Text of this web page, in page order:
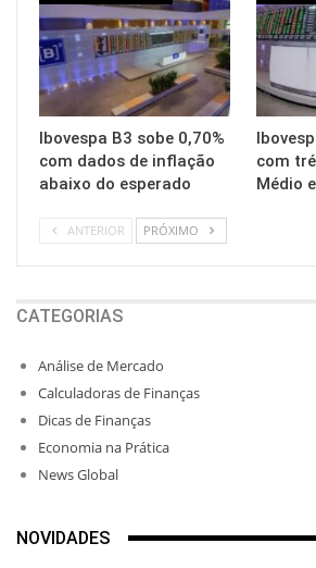
Ibovespa B3 sobe 0,70%
com dados de inflação
abaixo do esperado
com
Médio
ANTERIOR PRÓXIMO
CATEGORIAS
Análise de Mercado
Calculadoras de Finanças
Dicas de Finanças
Economia na Prática
News Global
NOVIDADES